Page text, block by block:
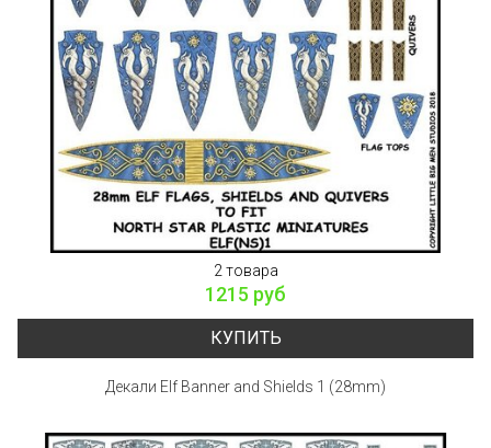
2 товара
1215 руб
КУПИТЬ
Декали Elf Banner and Shields 1 (28mm)